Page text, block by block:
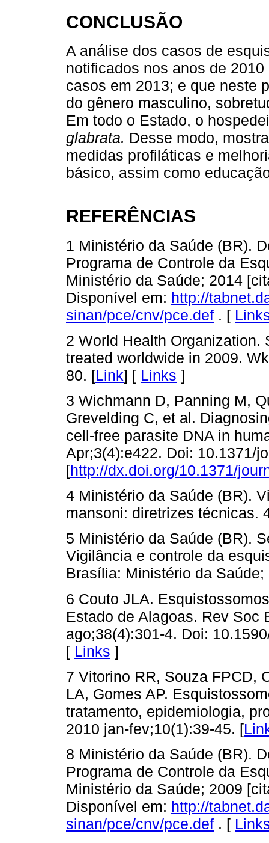
CONCLUSÃO
A análise dos casos de
notificados nos anos de
casos em 2013; e que neste
do gênero masculino,
Em todo o Estado, o
glabrata. Desse modo,
medidas profiláticas e
básico, assim como
REFERÊNCIAS
1 Ministério da Saúde (BR).
Programa de Controle da
Ministério da Saúde; 2014
Disponível em: http://
sinan/pce/cnv/pce.def . [
2 World Health
treated worldwide in 2009.
80. [Link] [ Links ]
3 Wichmann D, Panning M,
Grevelding C, et al.
cell-free parasite DNA in
Apr;3(4):e422. Doi: 10.1371/
[http://dx.doi.org/10.1371/
4 Ministério da Saúde (BR).
mansoni: diretrizes técnicas.
5 Ministério da Saúde (BR).
Vigilância e controle da
Brasília: Ministério da
6 Couto JLA.
Estado de Alagoas. Rev Soc
ago;38(4):301-4. Doi:
[ Links ]
7 Vitorino RR, Souza FPCD,
LA, Gomes AP.
tratamento, epidemiologia,
2010 jan-fev;10(1):39-45. [
8 Ministério da Saúde (BR).
Programa de Controle da
Ministério da Saúde; 2009
Disponível em: http://
sinan/pce/cnv/pce.def . [